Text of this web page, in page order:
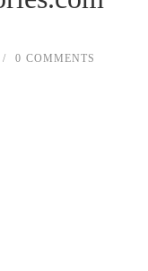
0 COMMENTS